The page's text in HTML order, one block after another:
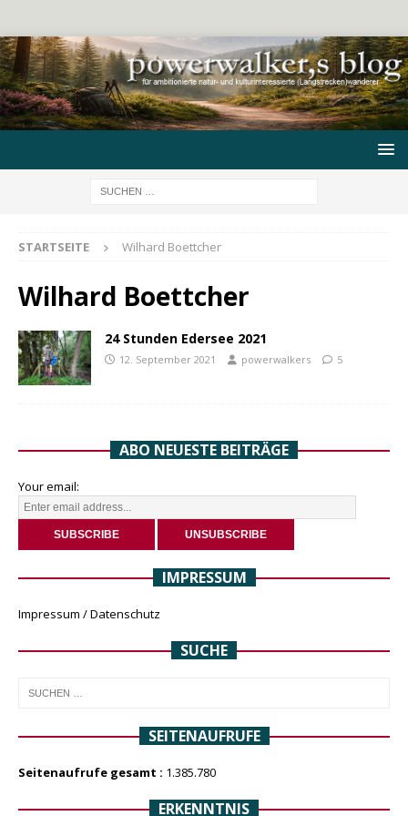
STARTSEITE Wilhard Boettcher
Wilhard Boettcher
24 Stunden Edersee 2021
12. September 2021 powerwalkers 5
ABO NEUESTE BEITRÄGE
Your email:
IMPRESSUM
Impressum / Datenschutz
SUCHE
SEITENAUFRUFE
Seitenaufrufe gesamt : 1.385.780
ERKENNTNIS